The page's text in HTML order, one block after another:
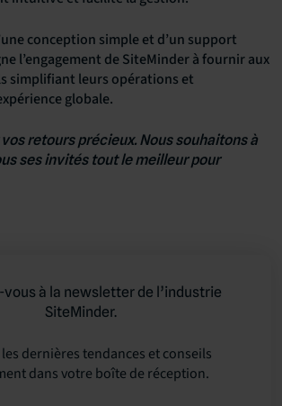
conception simple et d’un support
l’engagement de SiteMinder à fournir aux
simplifiant leurs opérations et
globale.
retours précieux. Nous souhaitons à
ses invités tout le meilleur pour
à la newsletter de l’industrie
SiteMinder.
les dernières tendances et conseils
dans votre boîte de réception.